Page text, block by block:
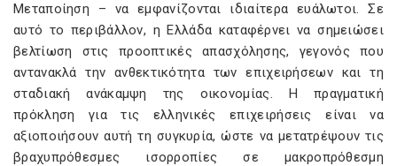
Μεταποίηση – να εμφανίζονται ιδιαίτερα ευάλωτοι. Σε
αυτό το περιβάλλον, η Ελλάδα καταφέρνει να σημειώσει
βελτίωση στις προοπτικές απασχόλησης, γεγονός που
αντανακλά την ανθεκτικότητα των επιχειρήσεων και τη
σταδιακή ανάκαμψη της οικονομίας. Η πραγματική
πρόκληση για τις ελληνικές επιχειρήσεις είναι να
αξιοποιήσουν αυτή τη συγκυρία, ώστε να μετατρέψουν τις
βραχυπρόθεσμες ισορροπίες σε μακροπρόθεσμη